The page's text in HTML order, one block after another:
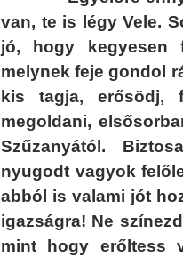
van, te is légy Vele.
jó, hogy kegyesen
melynek feje gondol
kis tagja, erősödj,
megoldani,
Szűzanyától.
nyugodt vagyok
abból is valami jót
igazságra! Ne
mint hogy erőltess